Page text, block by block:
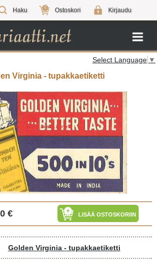
Haku 0 Ostoskori Kirjaudu
Select Language ▼
Virginia - tupakkaetiketti
€ LISÄÄ OSTOSKORIIN
Golden Virginia - tupakkaetiketti